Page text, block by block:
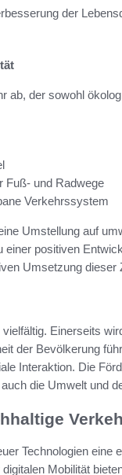
der
ab, der sowohl
Fuß- und Radwege
Verkehrssystem
Umstellung auf
einer positiven
Umsetzung dieser
Einerseits
der Bevölkerung
Interaktion. Die
die Umwelt und
Technologien
Mobilität